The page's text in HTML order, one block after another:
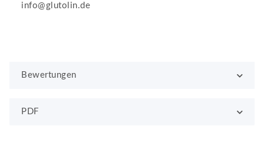
info@glutolin.de
Bewertungen
PDF